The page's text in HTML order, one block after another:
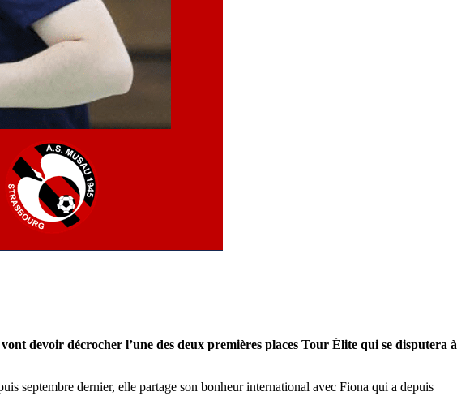
devoir décrocher l’une des deux premières places Tour Élite qui se disputera à
septembre dernier, elle partage son bonheur international avec Fiona qui a depuis